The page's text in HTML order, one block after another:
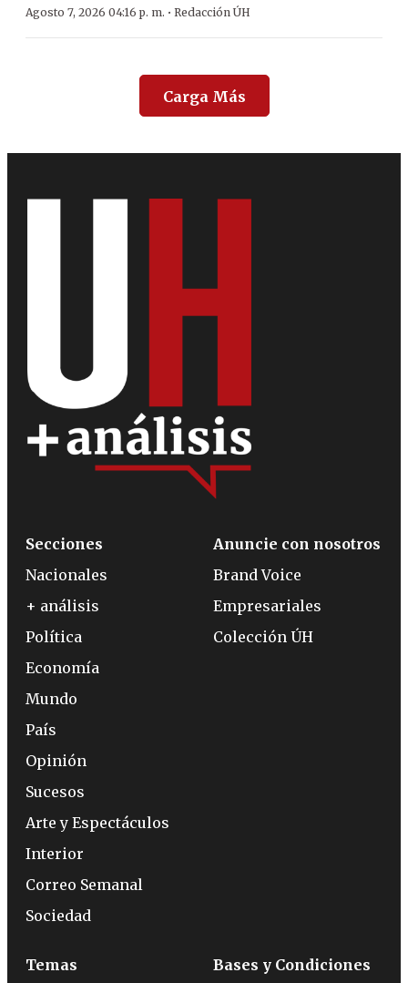
Agosto 7, 2026 04:16 p. m. · Redacción ÚH
Carga Más
Secciones
Nacionales
+ análisis
Política
Economía
Mundo
País
Opinión
Sucesos
Arte y Espectáculos
Interior
Correo Semanal
Sociedad
Anuncie con nosotros
Brand Voice
Empresariales
Colección ÚH
Temas Bases y Condiciones